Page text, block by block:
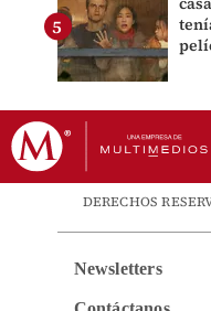
DERECHOS
Newsletters